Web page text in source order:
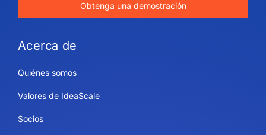
Obtenga una demostración
Acerca de
Quiénes somos
Valores de IdeaScale
Socios